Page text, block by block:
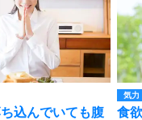
込んでいても腹
気力
食